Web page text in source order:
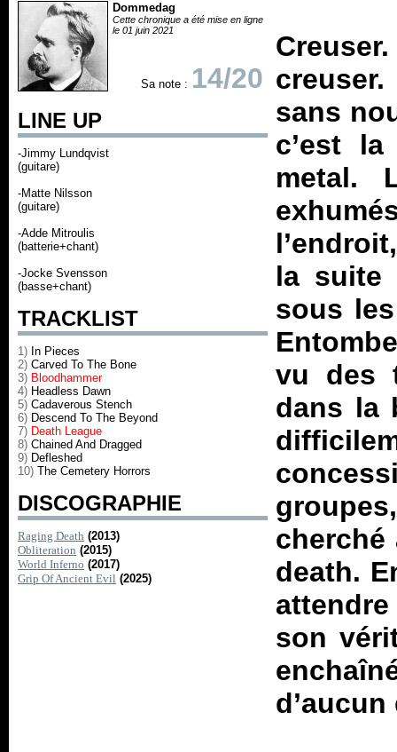
Dommedag
Cette chronique a été mise en ligne
le 01 juin 2021
Sa note : 14/20
LINE UP
-Jimmy Lundqvist
(guitare)
-Matte Nilsson
(guitare)
-Adde Mitroulis
(batterie+chant)
-Jocke Svensson
(basse+chant)
TRACKLIST
1) In Pieces
2) Carved To The Bone
3) Bloodhammer
4) Headless Dawn
5) Cadaverous Stench
6) Descend To The Beyond
7) Death League
8) Chained And Dragged
9) Defleshed
10) The Cemetery Horrors
DISCOGRAPHIE
Raging Death (2013)
Obliteration (2015)
World Inferno (2017)
Grip Of Ancient Evil (2025)
sans
c’est
metal.
la suite
sous
vu des
dans la
death.
son